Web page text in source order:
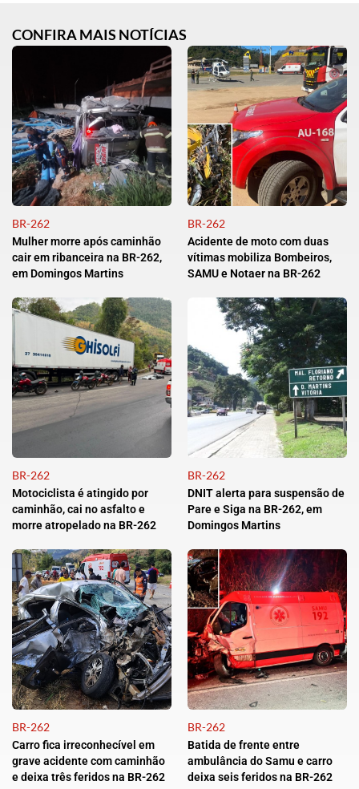
CONFIRA MAIS NOTÍCIAS
BR-262
Mulher morre após caminhão
cair em ribanceira na BR-262,
em Domingos Martins
BR-262
Acidente de moto com duas
vítimas mobiliza Bombeiros,
SAMU e Notaer na BR-262
BR-262
Motociclista é atingido por
caminhão, cai no asfalto e
morre atropelado na BR-262
BR-262
DNIT alerta para suspensão de
Pare e Siga na BR-262, em
Domingos Martins
BR-262
Carro fica irreconhecível em
grave acidente com caminhão
e deixa três feridos na BR-262
BR-262
Batida de frente entre
ambulância do Samu e carro
deixa seis feridos na BR-262